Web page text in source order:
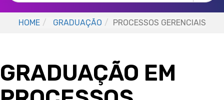
HOME GRADUAÇÃO PROCESSOS GERENCIAIS
GRADUAÇÃO EM